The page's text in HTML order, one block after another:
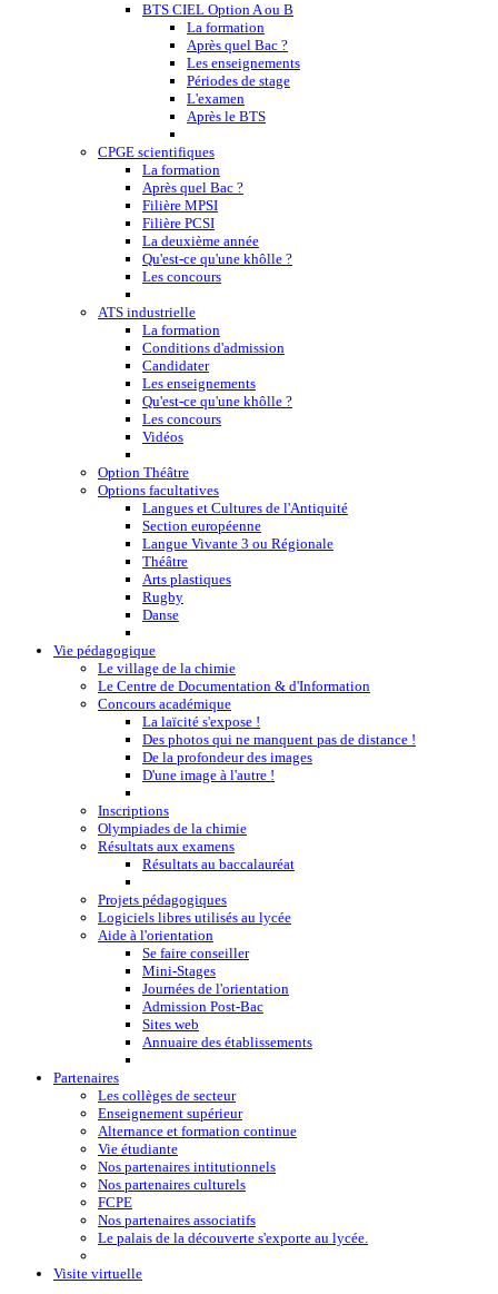
BTS CIEL Option A ou B
La formation
Après quel Bac ?
Les enseignements
Périodes de stage
L'examen
Après le BTS
CPGE scientifiques
La formation
Après quel Bac ?
Filière MPSI
Filière PCSI
La deuxième année
Qu'est-ce qu'une khôlle ?
Les concours
ATS industrielle
La formation
Conditions d'admission
Candidater
Les enseignements
Qu'est-ce qu'une khôlle ?
Les concours
Vidéos
Option Théâtre
Options facultatives
Langues et Cultures de l'Antiquité
Section européenne
Langue Vivante 3 ou Régionale
Théâtre
Arts plastiques
Rugby
Danse
Vie pédagogique
Le village de la chimie
Le Centre de Documentation & d'Information
Concours académique
La laïcité s'expose !
Des photos qui ne manquent pas de distance !
De la profondeur des images
D'une image à l'autre !
Inscriptions
Olympiades de la chimie
Résultats aux examens
Résultats au baccalauréat
Projets pédagogiques
Logiciels libres utilisés au lycée
Aide à l'orientation
Se faire conseiller
Mini-Stages
Journées de l'orientation
Admission Post-Bac
Sites web
Annuaire des établissements
Partenaires
Les collèges de secteur
Enseignement supérieur
Alternance et formation continue
Vie étudiante
Nos partenaires intitutionnels
Nos partenaires culturels
FCPE
Nos partenaires associatifs
Le palais de la découverte s'exporte au lycée.
Visite virtuelle